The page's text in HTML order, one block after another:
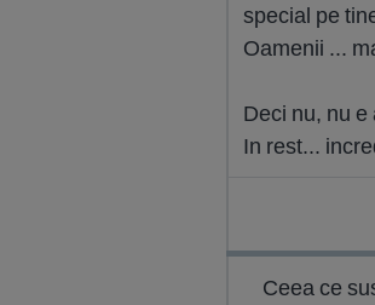
special pe
Oamenii ...
Deci nu, nu
In rest...
Ceea ce